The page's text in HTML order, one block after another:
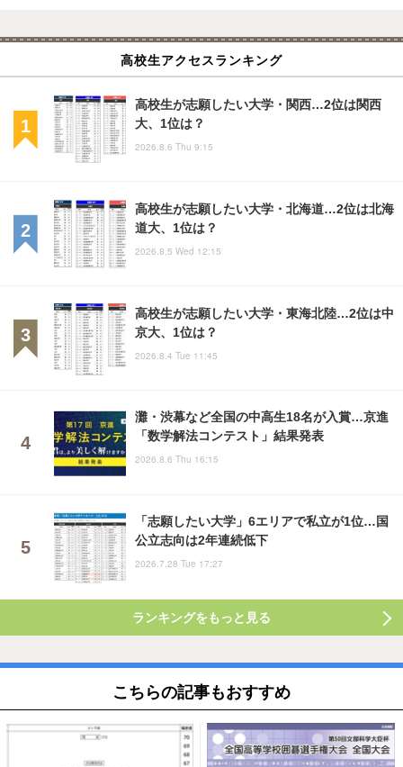
高校生アクセスランキング
高校生が志願したい大学・関西…2位は関西
大、1位は？
2026.8.6 Thu 9:15
高校生が志願したい大学・北海道…2位は北海
道大、1位は？
2026.8.5 Wed 12:15
高校生が志願したい大学・東海北陸…2位は中
京大、1位は？
2026.8.4 Tue 11:45
灘・渋幕など全国の中高生18名が入賞…京進
「数学解法コンテスト」結果発表
2026.8.6 Thu 16:15
「志願したい大学」6エリアで私立が1位…国
公立志向は2年連続低下
2026.7.28 Tue 17:27
ランキングをもっと見る
こちらの記事もおすすめ